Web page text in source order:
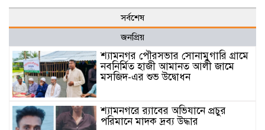
সর্বশেষ
জনপ্রিয়
শ্যামনগর পৌরসভার সোনামুগারি গ্রামে
নবনির্মিত হাজী আমানত আলী জামে
মসজিদ-এর শুভ উদ্বোধন
শ্যামনগরে র‍্যাবের অভিযানে প্রচুর
পরিমানে মাদক দ্রব্য উদ্ধার